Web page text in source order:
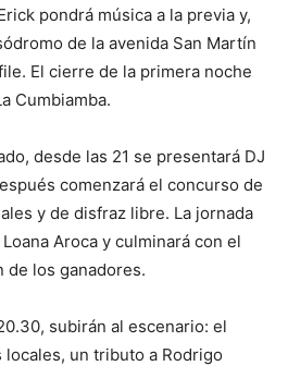
pondrá música a la previa y,
de la avenida San Martín
El cierre de la primera noche
Cumbiamba.
desde las 21 se presentará DJ
comenzará el concurso de
y de disfraz libre. La jornada
Aroca y culminará con el
de los ganadores.
subirán al escenario: el
un tributo a Rodrigo